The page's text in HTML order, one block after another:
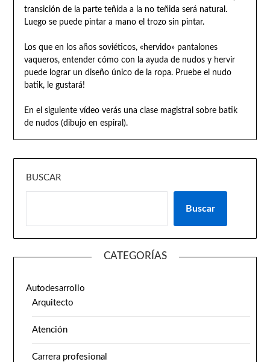
transición de la parte teñida a la no teñida será natural.
Luego se puede pintar a mano el trozo sin pintar.
Los que en los años soviéticos, «hervido» pantalones
vaqueros, entender cómo con la ayuda de nudos y hervir
puede lograr un diseño único de la ropa. Pruebe el nudo
batik, le gustará!
En el siguiente vídeo verás una clase magistral sobre batik
de nudos (dibujo en espiral).
BUSCAR
Buscar
CATEGORÍAS
Autodesarrollo
Arquitecto
Atención
Carrera profesional